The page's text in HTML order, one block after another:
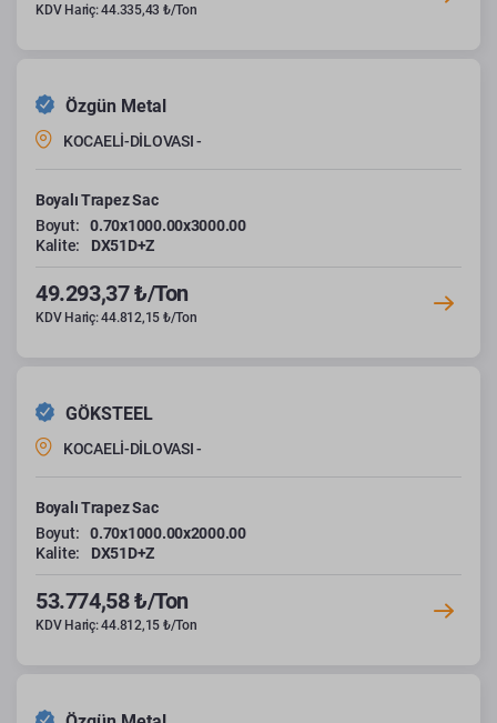
KDV Hariç: 44.335,43 ₺/Ton
Özgün Metal
KOCAELİ-DİLOVASI -
Boyalı Trapez Sac
Boyut:
0.70x1000.00x3000.00
Kalite:
DX51D+Z
49.293,37 ₺/Ton
KDV Hariç: 44.812,15 ₺/Ton
GÖKSTEEL
KOCAELİ-DİLOVASI -
Boyalı Trapez Sac
Boyut:
0.70x1000.00x2000.00
Kalite:
DX51D+Z
53.774,58 ₺/Ton
KDV Hariç: 44.812,15 ₺/Ton